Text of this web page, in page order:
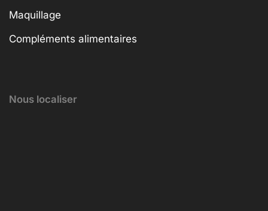
Maquillage
Compléments alimentaires
Nous localiser